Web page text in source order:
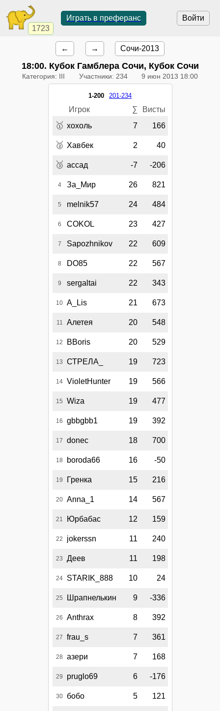
1723
Войти
Играть в преферанс
← → Сочи-2013
18:00. Кубок Гамблера Сочи, Кубок Сочи
Категория: III Участники: 234 9 июн 2013 18:00
1-200 201-234
Игрок ∑ Висты
🥇 хохоль 7 166
🥈 Хавбек 2 40
🥉 ассад -7 -206
4 За_Мир 26 821
5 melnik57 24 484
6 COKOL 23 427
7 Sapozhnikov 22 609
8 DO85 22 567
9 sergaltai 22 343
10 A_Lis 21 673
11 Алетея 20 548
12 BBoris 20 529
13 СТРЕЛА_ 19 723
14 VioletHunter 19 566
15 Wiza 19 477
16 gbbgbb1 19 392
17 donec 18 700
18 boroda66 16 -50
19 Гренка 15 216
20 Anna_1 14 567
21 Юрбабас 12 159
22 jokerssn 11 240
23 Деев 11 198
24 STARIK_888 10 24
25 Шрапнелькин 9 -336
26 Anthrax 8 392
27 frau_s 7 361
28 азери 7 168
29 pruglo69 6 -176
30 бобо 5 121